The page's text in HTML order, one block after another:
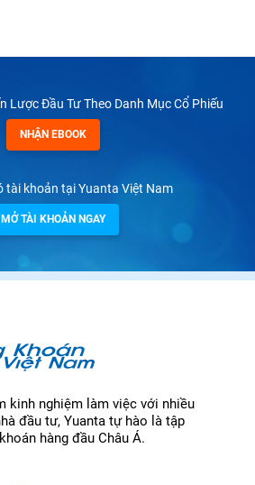
Lược Đầu Tư Theo Danh Mục Cổ Phiếu
NHẬN EBOOK
tài khoản tại Yuanta Việt Nam
MỞ TÀI KHOẢN NGAY
kinh nghiệm làm việc với nhiều
đầu tư, Yuanta tự hào là tập
hàng đầu Châu Á.